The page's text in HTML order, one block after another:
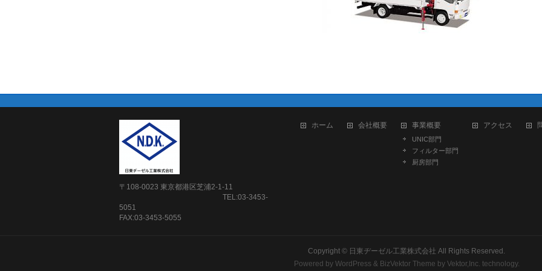
〒108-0023 東京都港区芝浦2-1-11
TEL:03-3453-
5051
FAX:03-3453-5055
ホーム 会社概要 事業概要
UNIC部門
フィルター部門
厨房部門
アクセス
Copyright © 日東ヂーゼル工業株式会社 All Rights Reserved.
Powered by WordPress & BizVektor Theme by Vektor,Inc. technology.